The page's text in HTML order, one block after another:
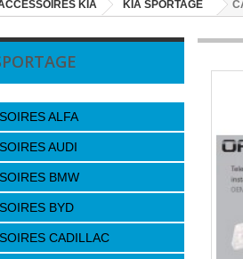
KIA KIA SPORTAGE
ALFA
AUDI
BMW
BYD
CADILLAC